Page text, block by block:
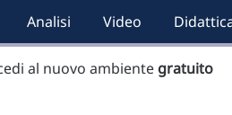
Analisi Video
al nuovo ambiente gratuito